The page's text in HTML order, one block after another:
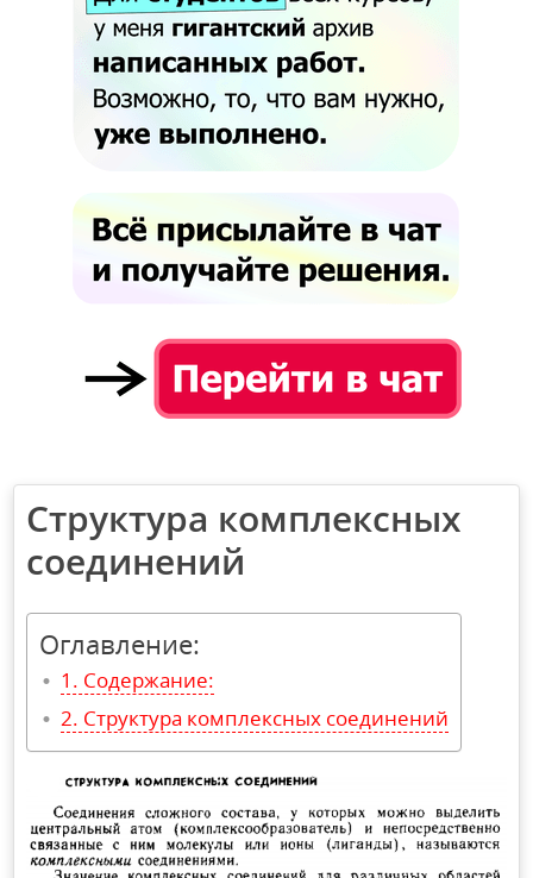
Структура комплексных
соединений
Оглавление:
Содержание:
Структура комплексных соединений